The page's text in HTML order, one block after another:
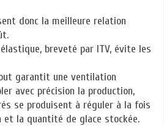
donc la meilleure relation
breveté par ITV, évite les
garantit une ventilation
avec précision la production,
se produisent à réguler à la fois
et la quantité de glace stockée.